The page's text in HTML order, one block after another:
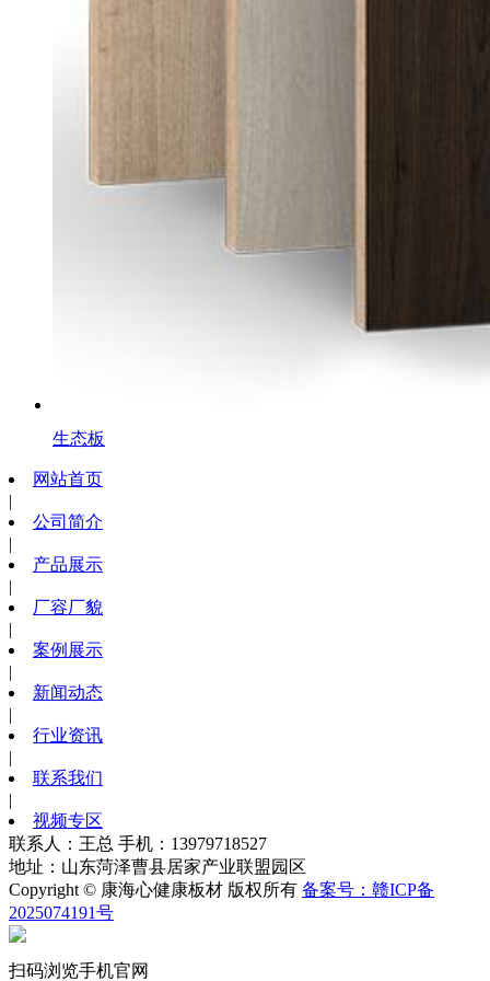
生态板
网站首页
|
公司简介
|
产品展示
|
厂容厂貌
|
案例展示
|
新闻动态
|
行业资讯
|
联系我们
|
视频专区
联系人：王总 手机：13979718527
地址：山东菏泽曹县居家产业联盟园区
Copyright © 康海心健康板材 版权所有 备案号：赣ICP备
2025074191号
扫码浏览手机官网